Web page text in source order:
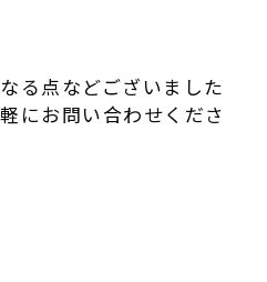
る点などございました
にお問い合わせくださ